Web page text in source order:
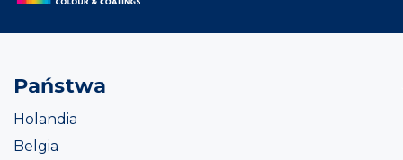
Państwa
Holandia
Belgia